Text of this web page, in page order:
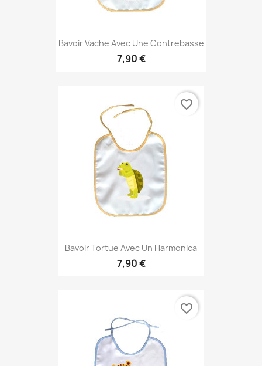
Bavoir Vache Avec Une Contrebasse
7,90 €
Bavoir Tortue Avec Un Harmonica
7,90 €
favorite_border
favorite_border